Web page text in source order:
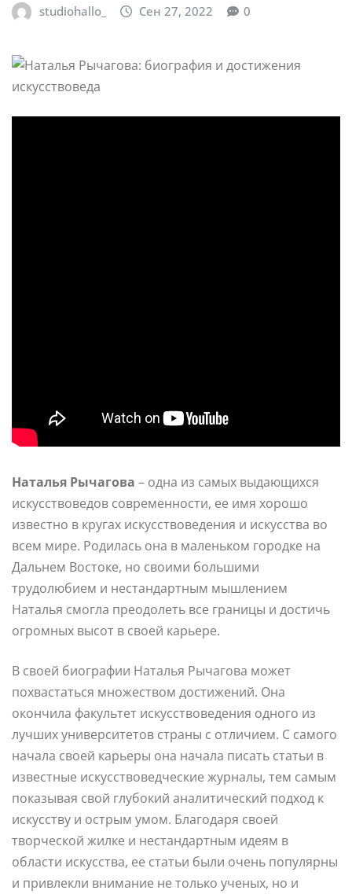
studiohallo_ Сен 27, 2022 0
Наталья Рычагова – одна из самых выдающихся
искусствоведов современности, ее имя хорошо
известно в кругах искусствоведения и искусства во
всем мире. Родилась она в маленьком городке на
Дальнем Востоке, но своими большими
трудолюбием и нестандартным мышлением
Наталья смогла преодолеть все границы и достичь
огромных высот в своей карьере.
В своей биографии Наталья Рычагова может
похвастаться множеством достижений. Она
окончила факультет искусствоведения одного из
лучших университетов страны с отличием. С самого
начала своей карьеры она начала писать статьи в
известные искусствоведческие журналы, тем самым
показывая свой глубокий аналитический подход к
искусству и острым умом. Благодаря своей
творческой жилке и нестандартным идеям в
области искусства, ее статьи были очень популярны
и привлекли внимание не только ученых, но и